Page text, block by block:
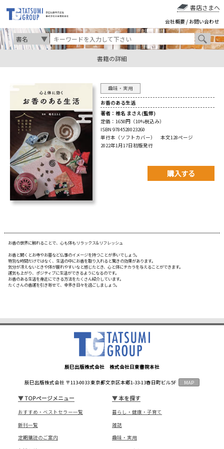
書店さまへ
会社概要 / お問い合わせ
書籍の詳細
趣味・実用
お香のある生活
著者： 椎名 まさえ(監修)
定価： 1650円（10%税込み）
ISBN 9784528023260
単行本（ソフトカバー） 本文128ページ
2022年1月17日初版発行
購入する
お香の世界に触れることで、心も体もリラックス&リフレッシュ
お香と聞くとお寺やお墓など仏事のイメージを持つことが多いでしょう。
特別な時間だけではなく、生活の中にお香を取り入れると驚きの効果があります。
気分が冴えないときや体が疲れやすいなと感じたとき、心と体にチカラを与えることができます。
運気も上がり、ポジティブに生活ができるようになるのです。
お香のある生活を身近にできる方法をたくさん紹介しています。
たくさんの香運を引き寄せて、幸多き日々を過ごしましょう。
辰巳出版株式会社 株式会社日東書院本社
辰巳出版株式会社 〒113-0033 東京都文京区本郷1-33-13春日町ビル5F MAP
▼TOPページメニュー
おすすめ・ベストセラー一覧
新刊一覧
定期購読のご案内
▼本を探す
暮らし・健康・子育て
雑誌
趣味・実用